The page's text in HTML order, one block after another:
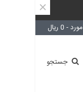
×
مورد - 0 ریال
جستجو